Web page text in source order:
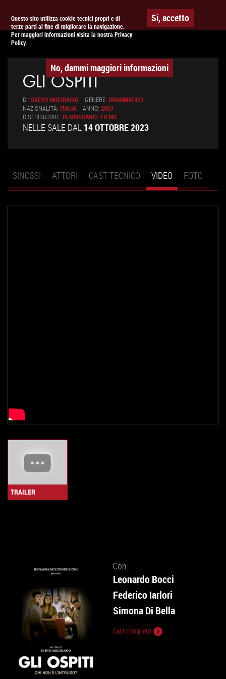
Questo sito utilizza cookie tecnici propri e di
terze parti al fine di migliorare la navigazione.
Per maggiori informazioni visita la nostra Privacy
Policy.
Si, accetto
No, dammi maggiori informazioni
APPUNTAMENTO AL CINEMA
GLI OSPITI
DI: SVEVO MOLTRASIO GENERE: DRAMMATICO
NAZIONALITÀ: ITALIA ANNO: 2023
DISTRIBUTORE: RENAISSANCE FILMS
NELLE SALE DAL 14 OTTOBRE 2023
Schede primarie
SINOSSI ATTORI CAST TECNICO VIDEO (SCHEDA
ATTIVA)
FOTO
TRAILER
Con:
Leonardo Bocci
Federico Iarlori
Simona Di Bella
Cast completo